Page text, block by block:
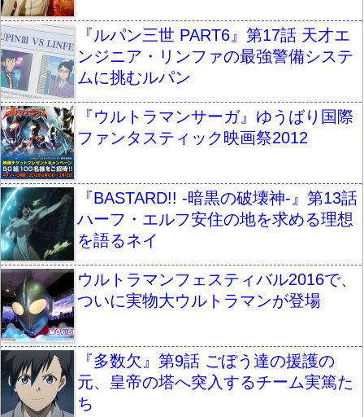
『ルパン三世 PART6』第17話 天才エ
ンジニア・リンファの最強警備システ
ムに挑むルパン
『ウルトラマンサーガ』ゆうばり国際
ファンタスティック映画祭2012
『BASTARD!! -暗黒の破壊神-』第13話
ハーフ・エルフ安住の地を求める理想
を語るネイ
ウルトラマンフェスティバル2016で、
ついに実物大ウルトラマンが登場
『多数欠』第9話 ごぼう達の援護の
元、皇帝の塔へ突入するチーム実篤た
ち